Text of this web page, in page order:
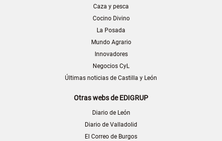
Caza y pesca
Cocino Divino
La Posada
Mundo Agrario
Innovadores
Negocios CyL
Últimas noticias de Castilla y León
Otras webs de EDIGRUP
Diario de León
Diario de Valladolid
El Correo de Burgos